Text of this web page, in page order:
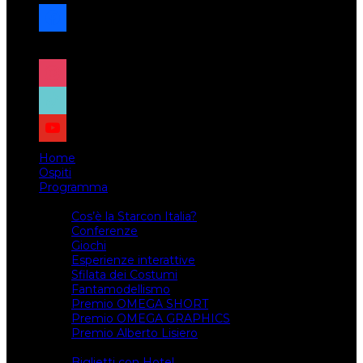
facebook
x
instagram
tiktok
youtube
Home
Ospiti
Programma
Cos’è la Starcon Italia?
Conferenze
Giochi
Esperienze interattive
Sfilata dei Costumi
Fantamodellismo
Premio OMEGA SHORT
Premio OMEGA GRAPHICS
Premio Alberto Lisiero